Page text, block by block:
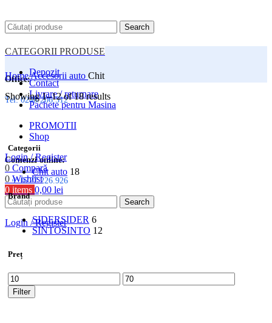
Search
Office:
Tel: 0248/206.512
Comenzi online:
Tel: 0727.226.926
Menu
Login / Register
CATEGORII PRODUSE
Depozit
Contact
Livrare / returnare
Pachete pentru Masina
PROMOTII
Shop
Login / Register
0 Compară
0 Wishlist
0 items 0,00 lei
Search
HomeAccesorii auto Chit
Showing 1–12 of 18 results
Categorii
Chit auto 18
Brand
SIDERSIDER 6
SINTOSINTO 12
Preț
Min
price
Max
price
Filter